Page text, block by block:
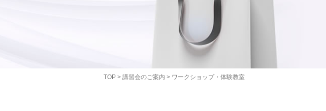
TOP > 講習会のご案内 > ワークショップ・体験教室